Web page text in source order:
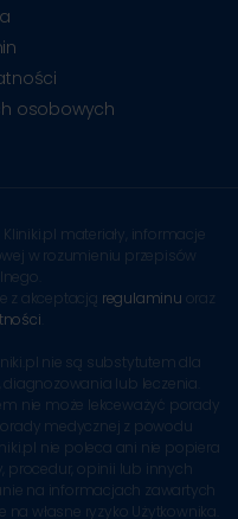
osobowych
materiały, informacje
w rozumieniu przepisów
z akceptacją regulaminu oraz
nie są substytutem dla
lub leczenia.
nie może lekceważyć porady
medycznej z powodu
nie poleca ani nie popiera
procedur, opinii lub innych
na informacjach zawartych
własne ryzyko Użytkownika.